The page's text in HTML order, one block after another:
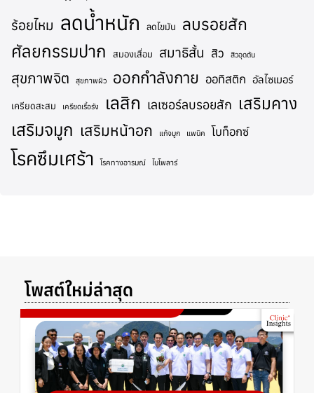
ร้อยไหม ลดน้ำหนัก ลดไขมัน ลบรอยสัก
ศัลยกรรมปาก สมองเสื่อม สมาธิสั้น สิว สิวอุดตัน
สุขภาพจิต สุขภาพผิว ออกกำลังกาย ออทิสติก อัลไซเมอร์
เครียดสะสม เครียดเรื้อรัง เลสิก เลเซอร์ลบรอยสัก เสริมคาง
เสริมจมูก เสริมหน้าอก แก้จมูก แพนิค โบท็อกซ์
โรคซึมเศร้า โรคทางอารมณ์ ไบโพลาร์
โพสต์ใหม่ล่าสุด